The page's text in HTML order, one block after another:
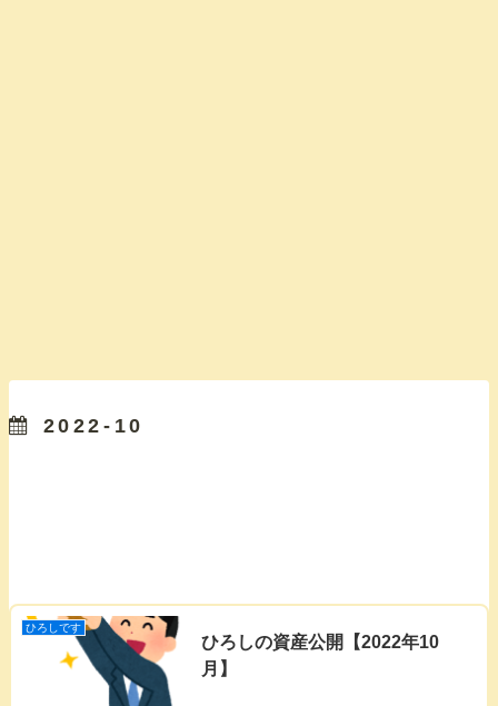
2022-10
ひろしです
ひろしの資産公開【2022年10
月】